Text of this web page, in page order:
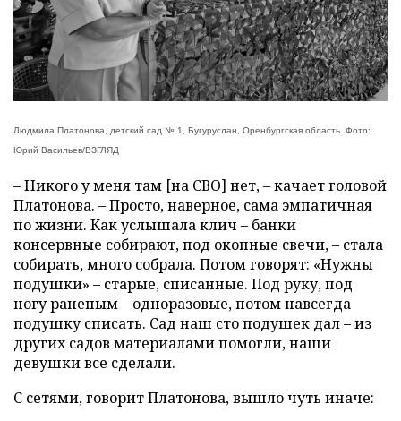
Людмила Платонова, детский сад № 1, Бугуруслан, Оренбургская область. Фото:
Юрий Васильев/ВЗГЛЯД
– Никого у меня там [на СВО] нет, – качает головой
Платонова. – Просто, наверное, сама эмпатичная
по жизни. Как услышала клич – банки
консервные собирают, под окопные свечи, – стала
собирать, много собрала. Потом говорят: «Нужны
подушки» – старые, списанные. Под руку, под
ногу раненым – одноразовые, потом навсегда
подушку списать. Сад наш сто подушек дал – из
других садов материалами помогли, наши
девушки все сделали.
С сетями, говорит Платонова, вышло чуть иначе: